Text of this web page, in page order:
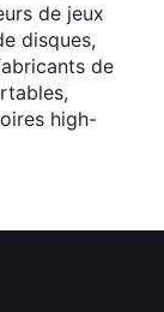
de jeux
disques,
de
high-